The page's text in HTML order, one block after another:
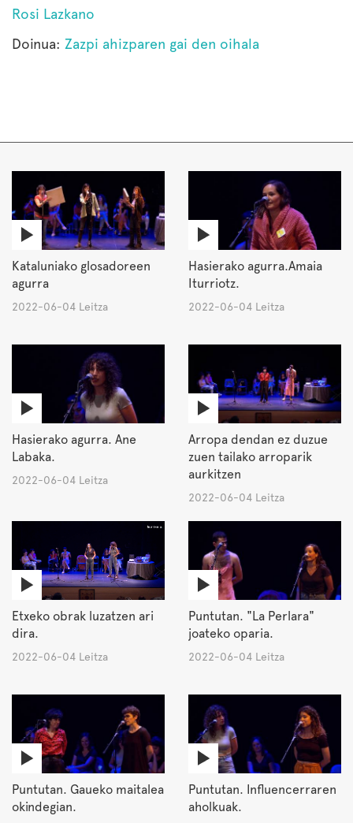
Rosi Lazkano
Doinua: Zazpi ahizparen gai den oihala
Kataluniako glosadoreen
agurra
2022-06-04 Leitza
Hasierako agurra.Amaia
Iturriotz.
2022-06-04 Leitza
Hasierako agurra. Ane
Labaka.
2022-06-04 Leitza
Arropa dendan ez duzue
zuen tailako arroparik
aurkitzen
2022-06-04 Leitza
Etxeko obrak luzatzen ari
dira.
2022-06-04 Leitza
Puntutan. "La Perlara"
joateko oparia.
2022-06-04 Leitza
Puntutan. Gaueko maitalea
okindegian.
Puntutan. Influencerraren
aholkuak.